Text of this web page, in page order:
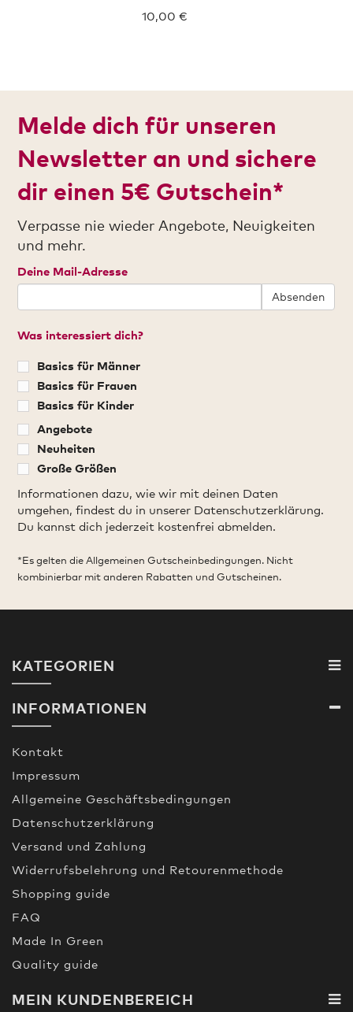
10,00 €
Melde dich für unseren
Newsletter an und sichere
dir einen 5€ Gutschein*
Verpasse nie wieder Angebote, Neuigkeiten
und mehr.
Deine Mail-Adresse
Absenden
Was interessiert dich?
Basics für Männer
Basics für Frauen
Basics für Kinder
Angebote
Neuheiten
Große Größen
Informationen dazu, wie wir mit deinen Daten
umgehen, findest du in unserer Datenschutzerklärung.
Du kannst dich jederzeit kostenfrei abmelden.
*Es gelten die Allgemeinen Gutscheinbedingungen. Nicht
kombinierbar mit anderen Rabatten und Gutscheinen.
KATEGORIEN
INFORMATIONEN
Kontakt
Impressum
Allgemeine Geschäftsbedingungen
Datenschutzerklärung
Versand und Zahlung
Widerrufsbelehrung und Retourenmethode
Shopping guide
FAQ
Made In Green
Quality guide
MEIN KUNDENBEREICH